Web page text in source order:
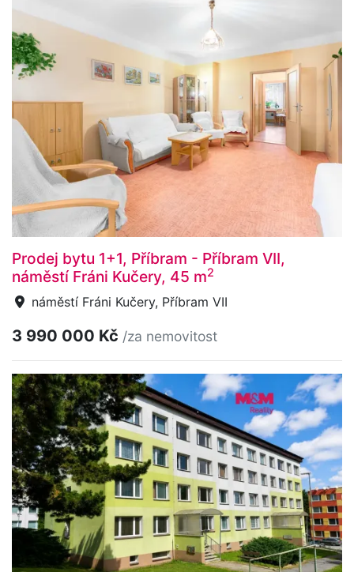
Prodej bytu 1+1, Příbram - Příbram VII,
náměstí Fráni Kučery, 45 m2
náměstí Fráni Kučery, Příbram VII
3 990 000 Kč /za nemovitost